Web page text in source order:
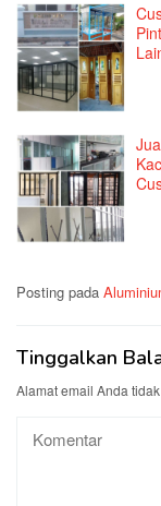
Posting pada
Tinggalkan
Alamat email Anda